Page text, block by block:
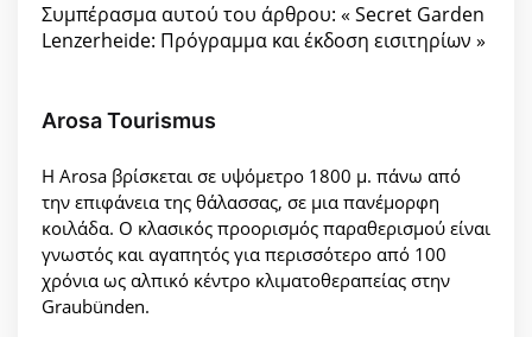
Συμπέρασμα αυτού του άρθρου: « Secret Garden
Lenzerheide: Πρόγραμμα και έκδοση εισιτηρίων »
Arosa Tourismus
Η Arosa βρίσκεται σε υψόμετρο 1800 μ. πάνω από
την επιφάνεια της θάλασσας, σε μια πανέμορφη
κοιλάδα. Ο κλασικός προορισμός παραθερισμού είναι
γνωστός και αγαπητός για περισσότερο από 100
χρόνια ως αλπικό κέντρο κλιματοθεραπείας στην
Graubünden.